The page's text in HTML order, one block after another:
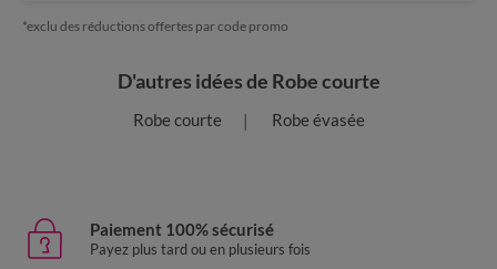
*exclu des réductions offertes par code promo
D'autres idées de Robe courte
Robe courte Robe évasée
Paiement 100% sécurisé
Payez plus tard ou en plusieurs fois